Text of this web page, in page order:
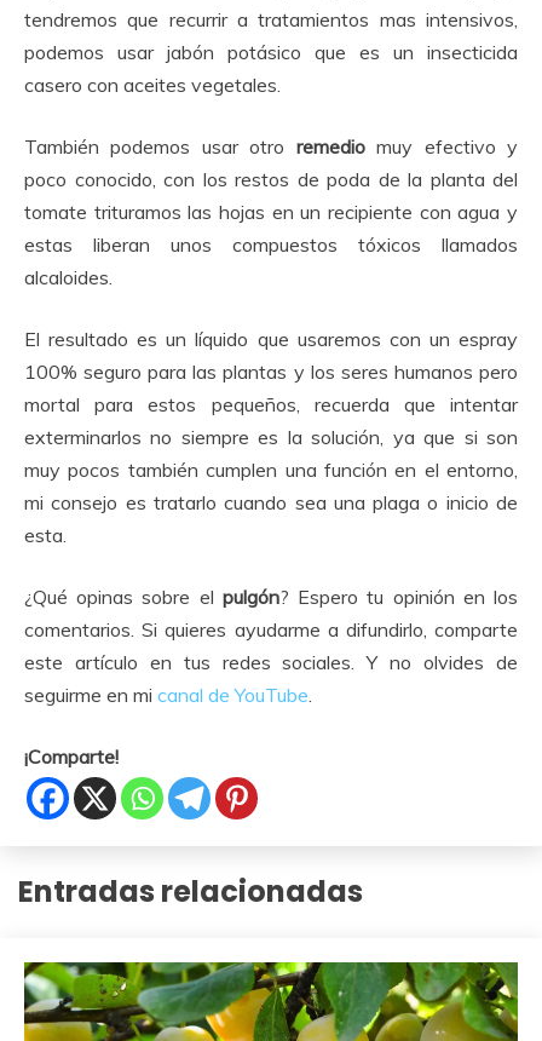
tendremos que recurrir a tratamientos mas intensivos,
podemos usar jabón potásico que es un insecticida
casero con aceites vegetales.
También podemos usar otro remediomuy efectivo y
poco conocido, con los restos de poda de la planta del
tomate trituramos las hojas en un recipiente con agua y
estas liberan unos compuestos tóxicos llamados
alcaloides.
El resultado es un líquido que usaremos con un espray
100% seguro para las plantas y los seres humanos pero
mortal para estos pequeños, recuerda que intentar
exterminarlos no siempre es la solución, ya que si son
muy pocos también cumplen una función en el entorno,
mi consejo es tratarlo cuando sea una plaga o inicio de
esta.
¿Qué opinas sobre el pulgón? Espero tu opinión en los
comentarios. Si quieres ayudarme a difundirlo, comparte
este artículo en tus redes sociales. Y no olvides de
seguirme en mi canal de YouTube
¡Comparte!
Entradas relacionadas